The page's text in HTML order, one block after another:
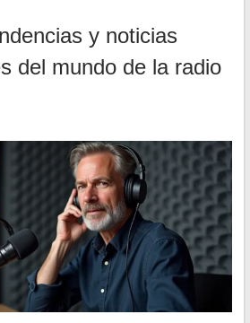
y noticias
del mundo de la radio